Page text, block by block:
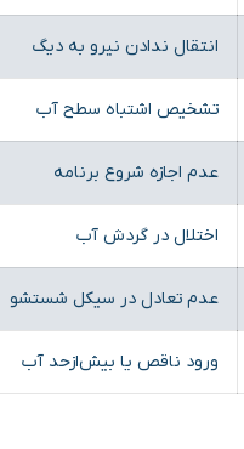
انتقال ندادن نیرو به دیگ
تشخیص اشتباه سطح آب
عدم اجازه شروع برنامه
اختلال در گردش آب
عدم تعادل در سیکل شستشو
ورود ناقص یا بیش‌ازحد آب